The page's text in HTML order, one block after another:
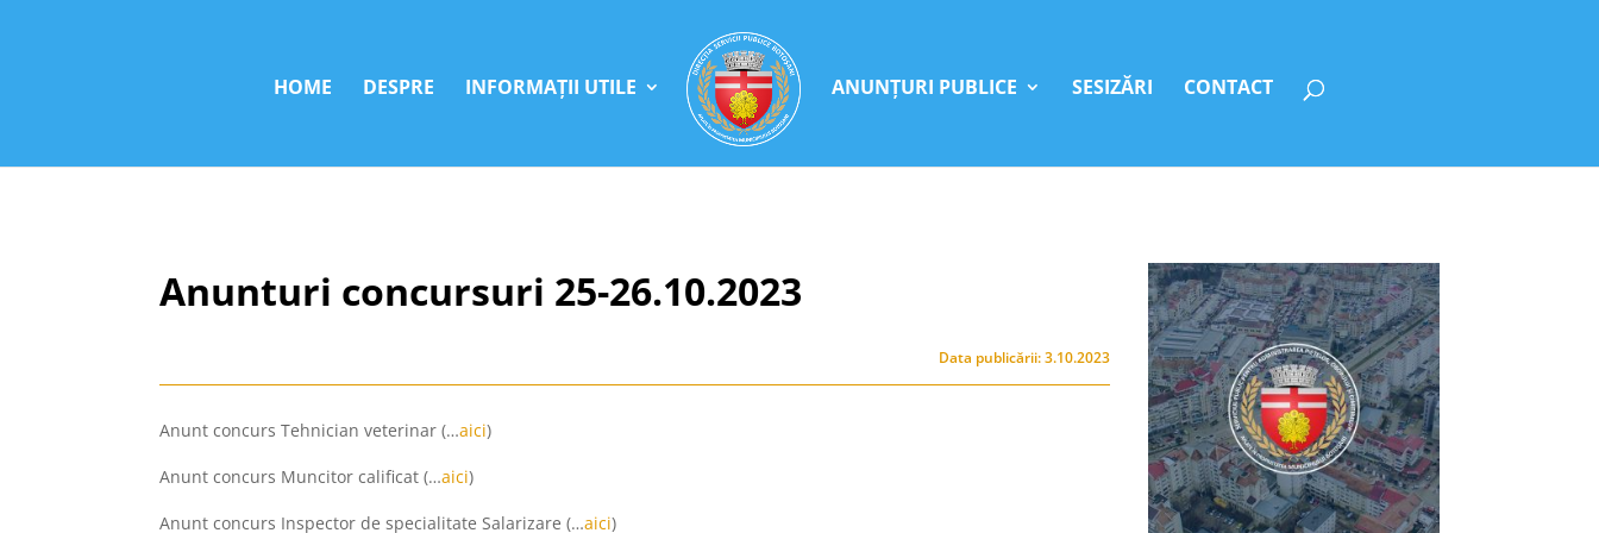
HOME DESPRE INFORMAȚII UTILE ANUNȚURI PUBLICE SESIZĂRI CONTACT
Anunturi concursuri 25-26.10.2023
Data publicării: 3.10.2023
Anunt concurs Tehnician veterinar (…aici)
Anunt concurs Muncitor calificat (…aici)
Anunt concurs Inspector de specialitate Salarizare (…aici)